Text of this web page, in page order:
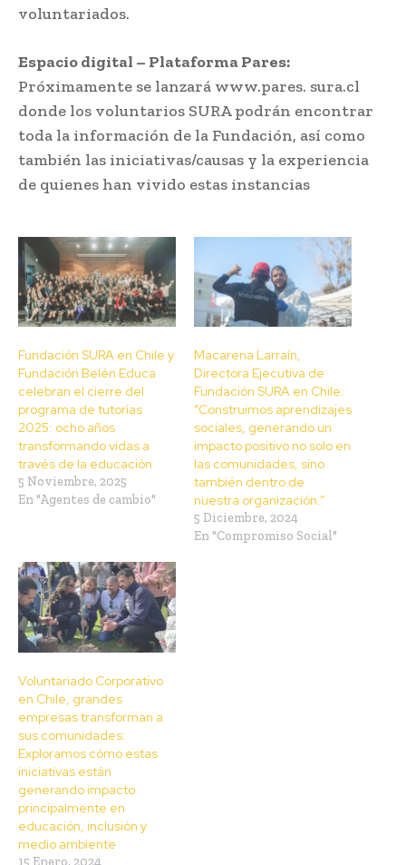
voluntariados.
Espacio digital – Plataforma Pares:
Próximamente se lanzará www.pares. sura.cl
donde los voluntarios SURA podrán encontrar
toda la información de la Fundación, así como
también las iniciativas/causas y la experiencia
de quienes han vivido estas instancias
Fundación SURA en Chile y
Fundación Belén Educa
celebran el cierre del
programa de tutorías
2025: ocho años
transformando vidas a
través de la educación
5 Noviembre, 2025
En "Agentes de cambio"
Macarena Larraín,
Directora Ejecutiva de
Fundación SURA en Chile:
“Construimos aprendizajes
sociales, generando un
impacto positivo no solo en
las comunidades, sino
también dentro de
nuestra organización.”
5 Diciembre, 2024
En "Compromiso Social"
Voluntariado Corporativo
en Chile, grandes
empresas transforman a
sus comunidades:
Exploramos cómo estas
iniciativas están
generando impacto
principalmente en
educación, inclusión y
medio ambiente
15 Enero, 2024